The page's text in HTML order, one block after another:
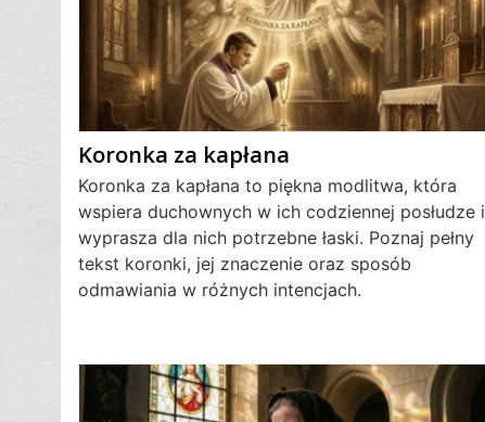
Koronka za kapłana
Koronka za kapłana to piękna modlitwa, która
wspiera duchownych w ich codziennej posłudze i
wyprasza dla nich potrzebne łaski. Poznaj pełny
tekst koronki, jej znaczenie oraz sposób
odmawiania w różnych intencjach.